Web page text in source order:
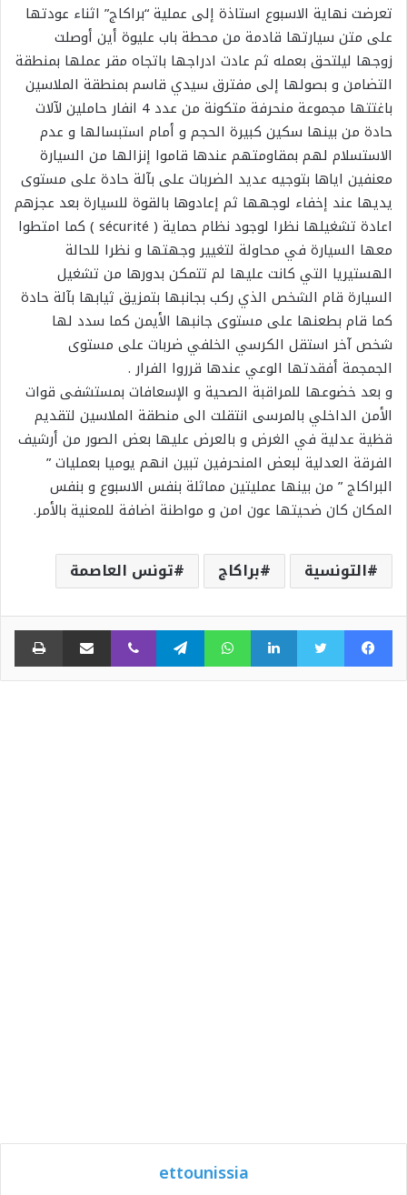
تعرضت نهاية الاسبوع استاذة إلى عملية “براكاج” اثناء عودتها
على متن سيارتها قادمة من محطة باب عليوة أين أوصلت
زوجها ليلتحق بعمله ثم عادت ادراجها باتجاه مقر عملها بمنطقة
التضامن و بصولها إلى مفترق سيدي قاسم بمنطقة الملاسين
باغتتها مجموعة منحرفة متكونة من عدد 4 انفار حاملين لآلات
حادة من بينها سكين كبيرة الحجم و أمام استبسالها و عدم
الاستسلام لهم بمقاومتهم عندها قاموا إنزالها من السيارة
معنفين اياها بتوجيه عديد الضربات على بآلة حادة على مستوى
يديها عند إخفاء لوجهها ثم إعادوها بالقوة للسيارة بعد عجزهم
اعادة تشغيلها نظرا لوجود نظام حماية ( sécurité ) كما امتطوا
معها السيارة في محاولة لتغيير وجهتها و نظرا للحالة
الهستيريا التي كانت عليها لم تتمكن بدورها من تشغيل
السيارة قام الشخص الذي ركب بجانبها بتمزيق ثيابها بآلة حادة
كما قام بطعنها على مستوى جانبها الأيمن كما سدد لها
شخص آخر استقل الكرسي الخلفي ضربات على مستوى
الجمجمة أفقدتها الوعي عندها قرروا الفرار .
و بعد خضوعها للمراقبة الصحية و الإسعافات بمستشفى قوات
الأمن الداخلي بالمرسى انتقلت الى منطقة الملاسين لتقديم
قظية عدلية في الغرض و بالعرض عليها بعض الصور من أرشيف
الفرقة العدلية لبعض المنحرفين تبين انهم يوميا بعمليات ”
البراكاج ” من بينها عمليتين مماثلة بنفس الاسبوع و بنفس
المكان كان ضحيتها عون امن و مواطنة اضافة للمعنية بالأمر.
التونسية براكاج تونس العاصمة
فيسبوك تويتر لينكدإن واتساب تيلقرام ڤايبر مشاركة عبر البريد
ettounissia